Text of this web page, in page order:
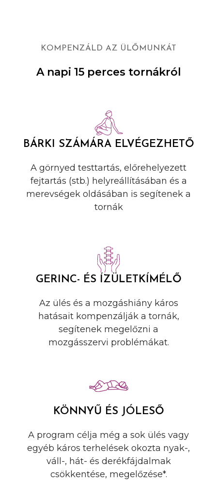
KOMPENZÁLD AZ ÜLŐMUNKÁT
A napi 15 perces tornákról
BÁRKI SZÁMÁRA ELVÉGEZHETŐ
A görnyed testtartás, előrehelyezett
fejtartás (stb.) helyreállításában és a
merevségek oldásában is segítenek a
tornák
GERINC- ÉS ÍZÜLETKÍMÉLŐ
Az ülés és a mozgáshiány káros
hatásait kompenzálják a tornák,
segítenek megelőzni a
mozgásszervi problémákat.
KÖNNYŰ ÉS JÓLESŐ
A program célja még a sok ülés vagy
egyéb káros terhelések okozta nyak-,
váll-, hát- és derékfájdalmak
csökkentése, megelőzése*.